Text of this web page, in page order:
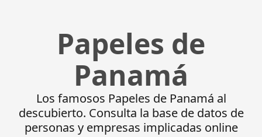
Papeles de
Panamá
Los famosos Papeles de Panamá al
descubierto. Consulta la base de datos de
personas y empresas implicadas online